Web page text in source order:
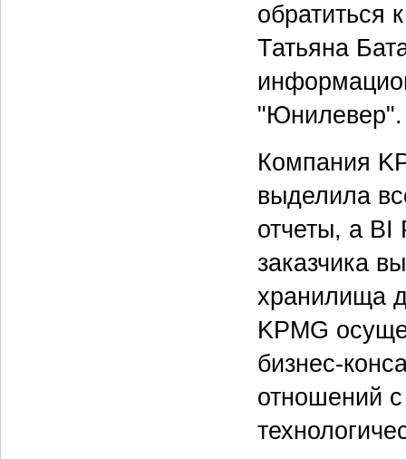
обратиться
Татьяна
"Юнилевер".
Компания
выделила
отчеты, а BI
заказчика
хранилища
KPMG
бизнес-
отношений